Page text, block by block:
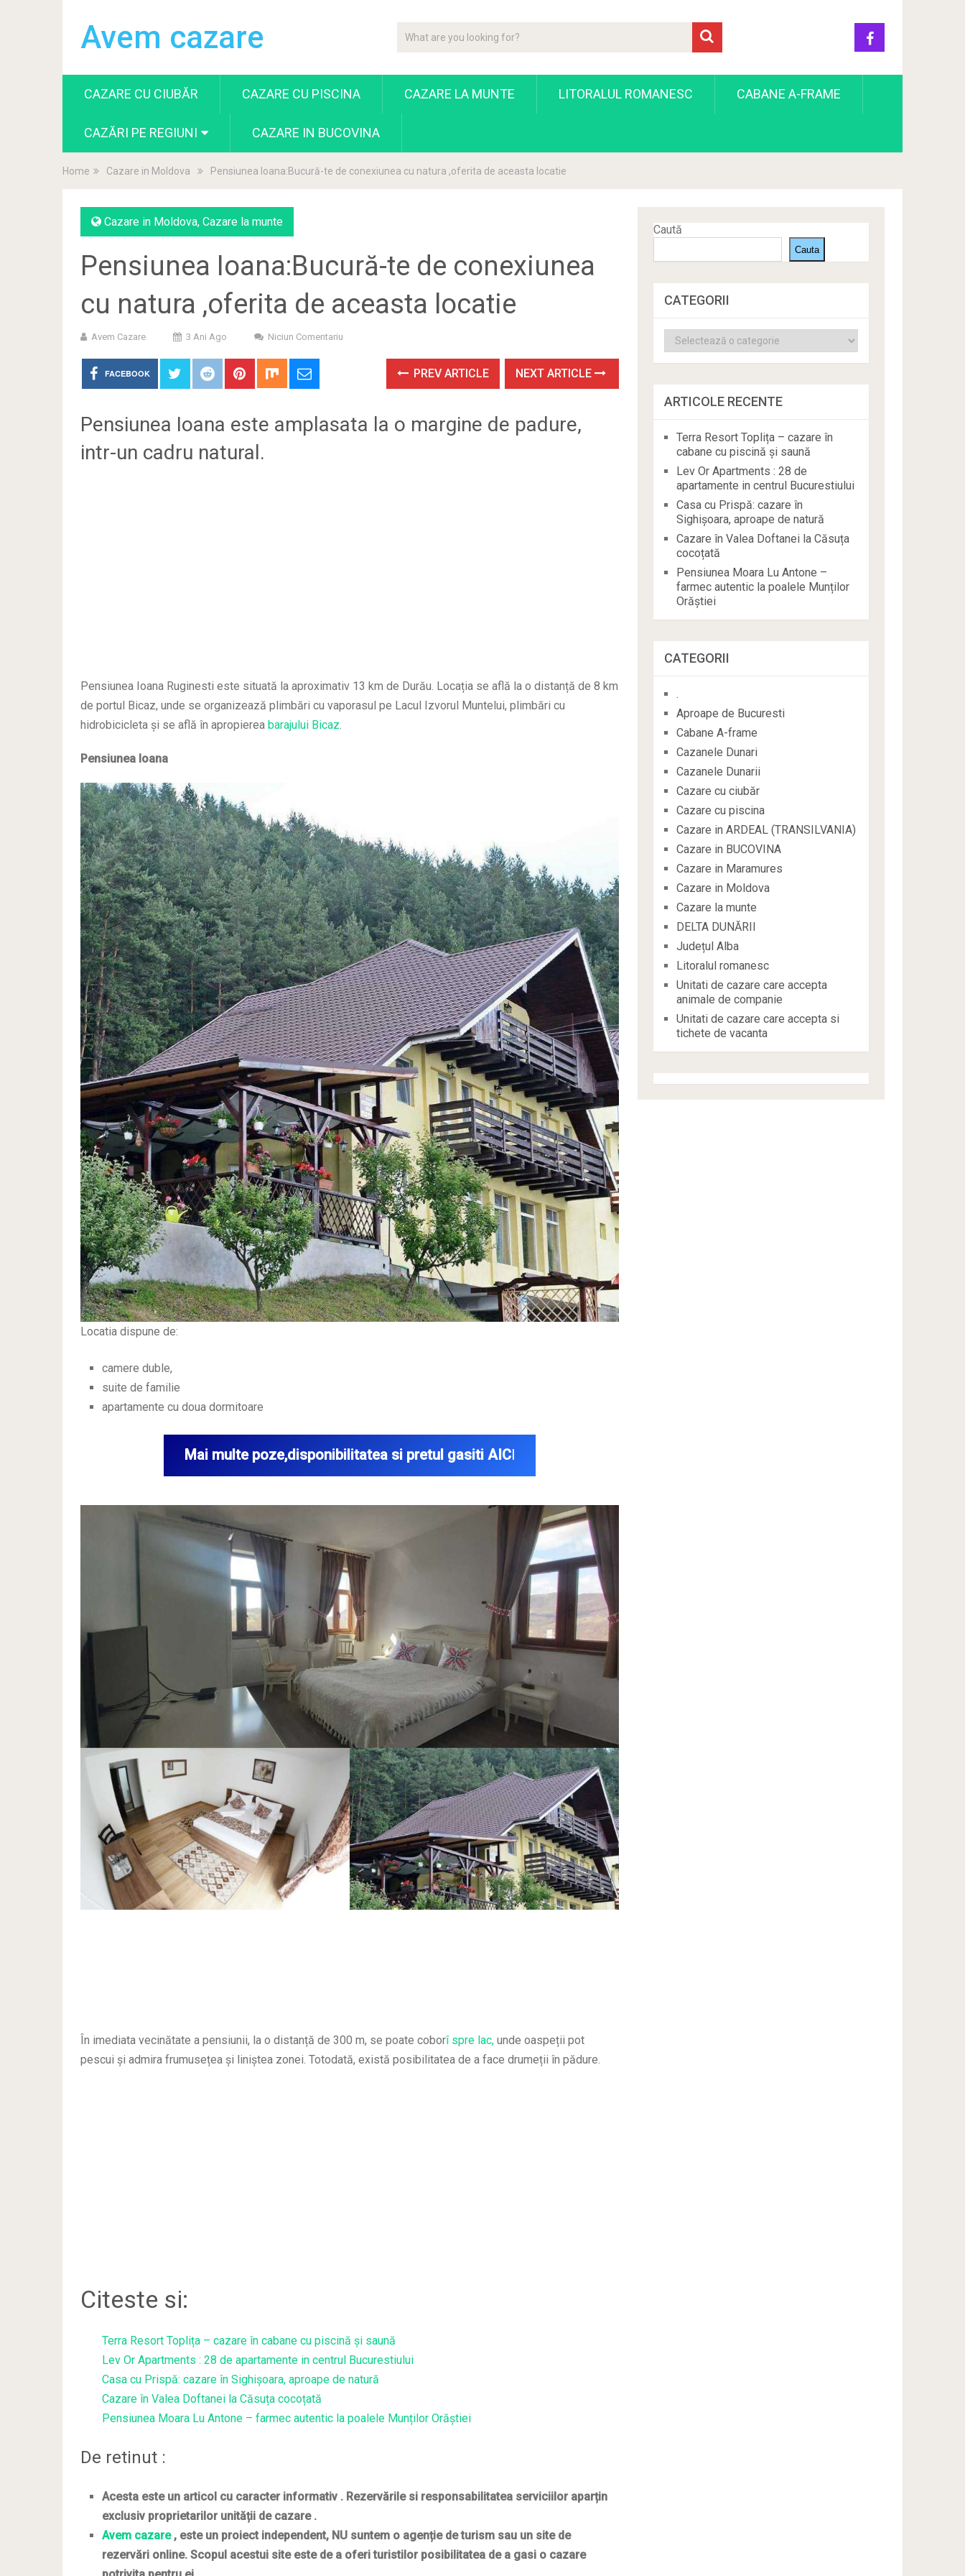
Avem cazare
CAZARE CU CIUBĂR CAZARE CU PISCINA CAZARE LA MUNTE LITORALUL ROMANESC CABANE A-FRAME
CAZĂRI PE REGIUNI CAZARE IN BUCOVINA
Home Cazare in Moldova Pensiunea Ioana:Bucură-te de conexiunea cu natura ,oferita de aceasta locatie
Cazare in Moldova, Cazare la munte
Pensiunea Ioana:Bucură-te de conexiunea
cu natura ,oferita de aceasta locatie
Avem Cazare 3 Ani Ago Niciun Comentariu
FACEBOOK PREV ARTICLE NEXT ARTICLE
Pensiunea Ioana este amplasata la o margine de padure,
intr-un cadru natural.
Pensiunea Ioana Ruginesti este situată la aproximativ 13 km de Durău. Locația se află la o distanță de 8 km
de portul Bicaz, unde se organizează plimbări cu vaporasul pe Lacul Izvorul Muntelui, plimbări cu
hidrobicicleta și se află în apropierea barajului Bicaz.
Pensiunea Ioana
Locatia dispune de:
camere duble,
suite de familie
apartamente cu doua dormitoare
Mai multe poze,disponibilitatea si pretul gasiti AICI
În imediata vecinătate a pensiunii, la o distanță de 300 m, se poate coborî spre lac, unde oaspeții pot
pescui și admira frumusețea și liniștea zonei. Totodată, există posibilitatea de a face drumeții în pădure.
Citeste si:
Terra Resort Toplița – cazare în cabane cu piscină și saună
Lev Or Apartments : 28 de apartamente in centrul Bucurestiului
Casa cu Prispă: cazare în Sighișoara, aproape de natură
Cazare în Valea Doftanei la Căsuța cocoțată
Pensiunea Moara Lu Antone – farmec autentic la poalele Munților Orăștiei
De retinut :
Acesta este un articol cu caracter informativ . Rezervările si responsabilitatea serviciilor aparțin
exclusiv proprietarilor unității de cazare .
Avem cazare, este un proiect independent, NU suntem o agenție de turism sau un site de
rezervări online. Scopul acestui site este de a oferi turistilor posibilitatea de a gasi o cazare
Caută
Cauta
CATEGORII
Categorii
ARTICOLE RECENTE
Terra Resort Toplița – cazare în
cabane cu piscină și saună
Lev Or Apartments : 28 de
apartamente in centrul Bucurestiului
Casa cu Prispă: cazare în
Sighișoara, aproape de natură
Cazare în Valea Doftanei la Căsuța
cocoțată
Pensiunea Moara Lu Antone –
farmec autentic la poalele Munților
Orăștiei
CATEGORII
.
Aproape de Bucuresti
Cabane A-frame
Cazanele Dunari
Cazanele Dunarii
Cazare cu ciubăr
Cazare cu piscina
Cazare in ARDEAL (TRANSILVANIA)
Cazare in BUCOVINA
Cazare in Maramures
Cazare in Moldova
Cazare la munte
DELTA DUNĂRII
Județul Alba
Litoralul romanesc
Unitati de cazare care accepta
animale de companie
Unitati de cazare care accepta si
tichete de vacanta